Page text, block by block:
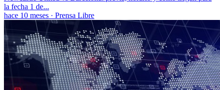
la fecha 1 de...
hace 10 meses · Prensa Libre